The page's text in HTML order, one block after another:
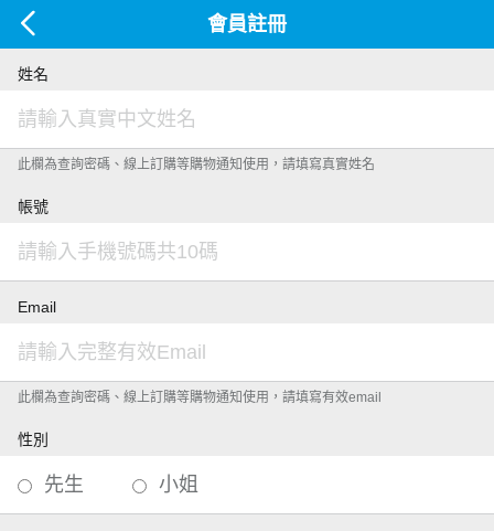
會員註冊
姓名
此欄為查詢密碼、線上訂購等購物通知使用，請填寫真實姓名
帳號
Email
此欄為查詢密碼、線上訂購等購物通知使用，請填寫有效email
性別
先生 小姐